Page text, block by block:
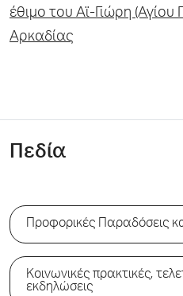
έθιμο του Αϊ-Γιώρη
Αρκαδίας
Πεδία
Προφορικές Παραδόσεις
Κοινωνικές πρακτικές,
εκδηλώσεις